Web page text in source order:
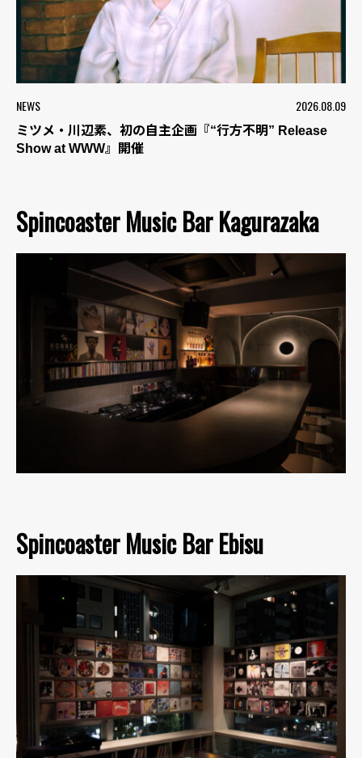
NEWS 2026.08.09
ミツメ・川辺素、初の自主企画『“行方不明” Release
Show at WWW』開催
Spincoaster Music Bar Kagurazaka
Spincoaster Music Bar Ebisu